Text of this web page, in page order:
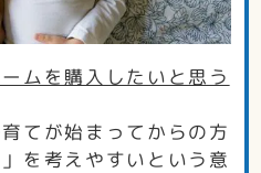
ムを購入したいと思う
てが始まってからの方
を考えやすいという意